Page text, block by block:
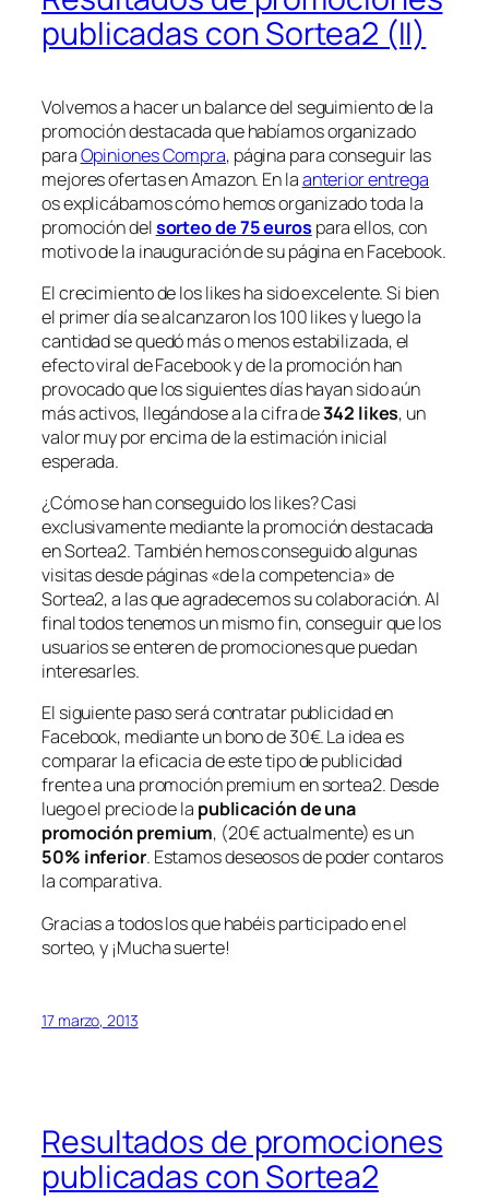
publicadas con Sortea2 (II)
Volvemos a hacer un balance del seguimiento de la
promoción destacada que habíamos organizado
paraOpiniones Compra, página para conseguir las
mejores ofertas en Amazon. En laanterior entrega
os explicábamos cómo hemos organizado toda la
promoción delsorteo de 75 eurospara ellos, con
motivo de la inauguración de su página en Facebook.
El crecimiento de los likes ha sido excelente. Si bien
el primer día se alcanzaron los 100 likes y luego la
cantidad se quedó más o menos estabilizada, el
efecto viral de Facebook y de la promoción han
provocado que los siguientes días hayan sido aún
más activos, llegándose a la cifra de342 likes, un
valor muy por encima de la estimación inicial
esperada.
¿Cómo se han conseguido los likes? Casi
exclusivamente mediante la promoción destacada
en Sortea2. También hemos conseguido algunas
visitas desde páginas «de la competencia» de
Sortea2, a las que agradecemos su colaboración. Al
final todos tenemos un mismo fin, conseguir que los
usuarios se enteren de promociones que puedan
interesarles.
El siguiente paso será contratar publicidad en
Facebook, mediante un bono de 30€. La idea es
comparar la eficacia de este tipo de publicidad
frente a una promoción premium en sortea2. Desde
luego el precio de la publicación de una
promoción premium, (20€ actualmente) es un
50% inferior. Estamos deseosos de poder contaros
la comparativa.
Gracias a todos los que habéis participado en el
sorteo, y ¡Mucha suerte!
17 marzo, 2013
Resultados de promociones
publicadas con Sortea2